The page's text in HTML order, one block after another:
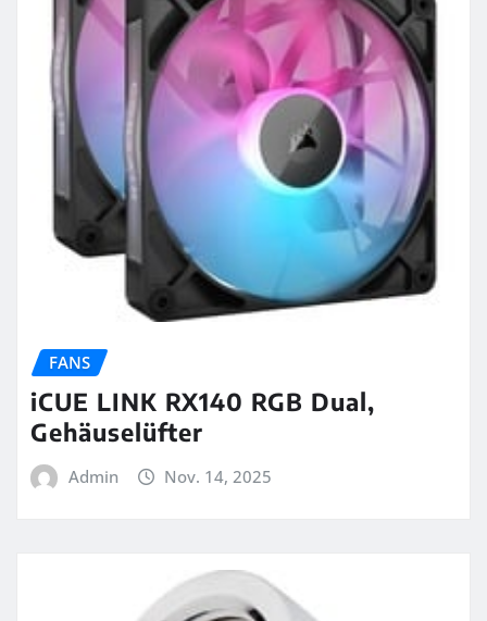
FANS
iCUE LINK RX140 RGB Dual,
Gehäuselüfter
Admin Nov. 14, 2025